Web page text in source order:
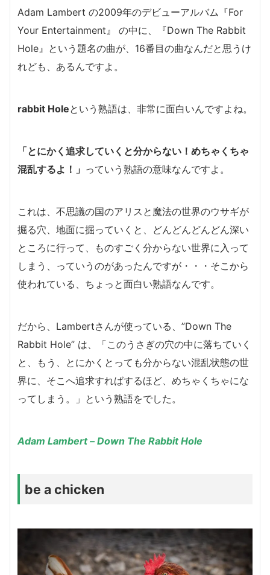
Adam Lambert の2009年のデビューアルバム『For
Your Entertainment』 の中に、『Down The Rabbit
Hole』という題名の曲が、16番目の曲なんだと思うけ
れども、あるんですよ。
rabbit Holeという熟語は、非常に面白いんですよね。
「とにかく追求していくと分からない！めちゃくちゃ
混乱するよ！」 っていう熟語の意味なんですよ。
これは、不思議の国のアリスと魔法の世界のウサギが
掘る穴、地面に掘っていくと、どんどんどんどん深い
ところに行って、ものすごく分からない世界に入って
し まう、っていうのがあったんですが・・・ そこから
使われている、ちょっと面白い熟語なんです。
だから、Lambertさんが使っている、”Down The
Rabbit Hole” は、「このうさぎの穴の中に落ちていく
と、もう、とにかくとっても分からない混乱状態の世
界に、そこへ追求すればするほど、めちゃくちゃにな
ってしまう。」という熟語をでした。
Adam Lambert – Down The Rabbit Hole
be a chicken